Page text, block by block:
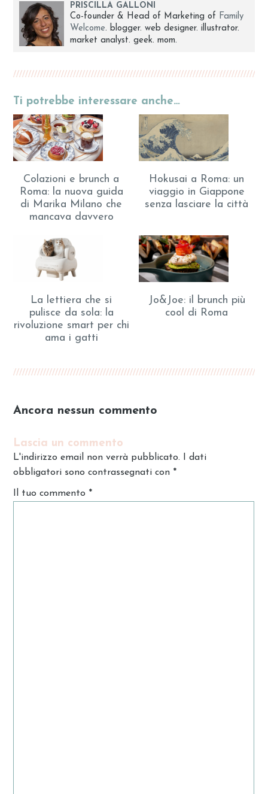
PRISCILLA GALLONI
Co-founder & Head of Marketing of Family
Welcome. blogger. web designer. illustrator.
market analyst. geek. mom.
Ti potrebbe interessare anche…
Colazioni e brunch a
Roma: la nuova guida
di Marika Milano che
mancava davvero
Hokusai a Roma: un
viaggio in Giappone
senza lasciare la città
La lettiera che si
pulisce da sola: la
rivoluzione smart per chi
ama i gatti
Jo&Joe: il brunch più
cool di Roma
Ancora nessun commento
Lascia un commento
L'indirizzo email non verrà pubblicato. I dati
obbligatori sono contrassegnati con *
Il tuo commento *